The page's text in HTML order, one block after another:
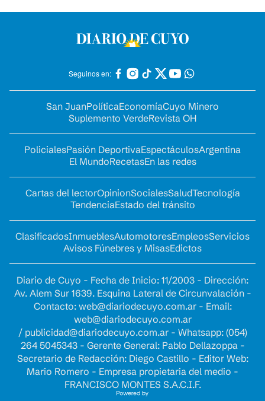
Seguinos en:
San JuanPolíticaEconomíaCuyo Minero
Suplemento VerdeRevista OH
PolicialesPasión DeportivaEspectáculosArgentina
El MundoRecetasEn las redes
Cartas del lectorOpinionSocialesSaludTecnología
TendenciaEstado del tránsito
ClasificadosInmueblesAutomotoresEmpleosServicios
Avisos Fúnebres y MisasEdictos
Diario de Cuyo - Fecha de Inicio: 11/2003 - Dirección:
Av. Alem Sur 1639. Esquina Lateral de Circunvalación -
Contacto: web@diariodecuyo.com.ar- Email:
web@diariodecuyo.com.ar
/ publicidad@diariodecuyo.com.ar- Whatsapp: (054)
264 5045343 - Gerente General: Pablo Dellazoppa -
Secretario de Redacción: Diego Castillo - Editor Web:
Mario Romero - Empresa propietaria del medio -
FRANCISCO MONTES S.A.C.I.F.